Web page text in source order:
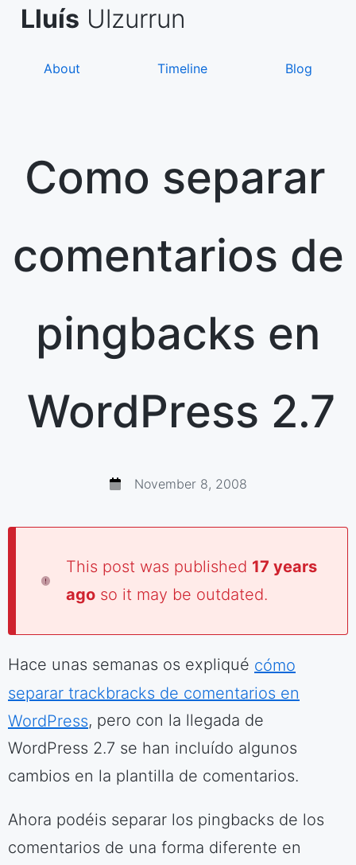
SkipLluís Ulzurrun
About Timeline Blog
Como separar
comentarios de
pingbacks en
WordPress 2.7
November 8, 2008
This post was published 17 years
ago so it may be outdated.
Hace unas semanas os expliqué cómo
separar trackbracks de comentarios en
WordPress, pero con la llegada de
WordPress 2.7 se han incluído algunos
cambios en la plantilla de comentarios.
Ahora podéis separar los pingbacks de los
comentarios de una forma diferente en